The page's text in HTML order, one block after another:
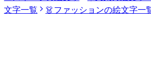
文字一覧
👗ファッションの絵文字一